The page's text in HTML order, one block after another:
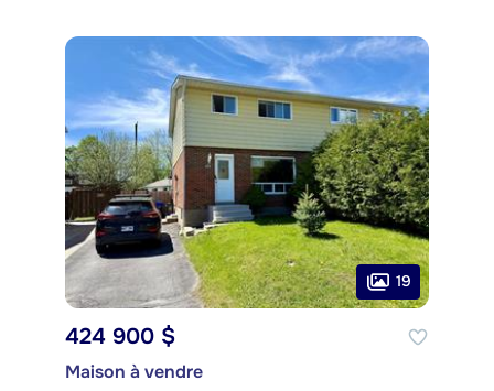
19
424 900 $
Maison à vendre